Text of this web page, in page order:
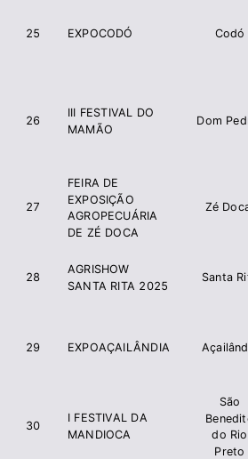
25 EXPOCODÓ Codó
26
III FESTIVAL DO
MAMÃO
Dom
27
FEIRA DE
EXPOSIÇÃO
AGROPECUÁRIA
DE ZÉ DOCA
Zé
28
AGRISHOW
SANTA RITA 2025
Santa
29 EXPOAÇAILÂNDIA
30
I FESTIVAL DA
MANDIOCA
São
do Rio
Preto